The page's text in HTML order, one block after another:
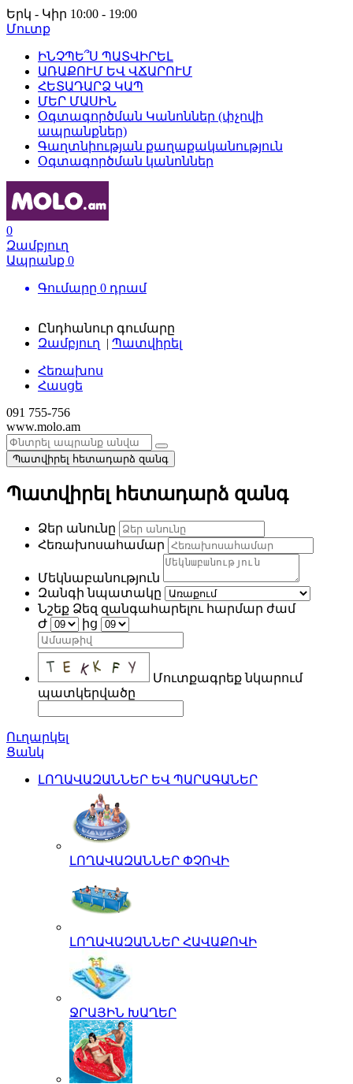
Երկ - Կիր 10:00 - 19:00
Մուտք
ԻՆՉՊԵ՞Ս ՊԱՏՎԻՐԵԼ
ԱՌԱՔՈՒՄ ԵՎ ՎՃԱՐՈՒՄ
ՀԵՏԱԴԱՐՁ ԿԱՊ
ՄԵՐ ՄԱՍԻՆ
Օգտագործման Կանոններ (փչովի
ապրանքներ)
Գաղտնիության քաղաքականություն
Օգտագործման կանոններ
0
Զամբյուղ
Ապրանք 0
Գումարը 0 դրամ
Ընդհանուր գումարը
Զամբյուղ | Պատվիրել
Հեռախոս
Հասցե
091 755-756
www.molo.am
Պատվիրել հետադարձ զանգ
Պատվիրել հետադարձ զանգ
Ձեր անունը
Հեռախոսահամար
Մեկնաբանություն
Զանգի նպատակը
Նշեք Ձեզ զանգահարելու հարմար ժամ
Ժ
ից
Մուտքագրեք նկարում
պատկերվածը
Ուղարկել
Ցանկ
ԼՈՂԱՎԱԶԱՆՆԵՐ ԵՎ ՊԱՐԱԳԱՆԵՐ
ԼՈՂԱՎԱԶԱՆՆԵՐ ՓՉՈՎԻ
ԼՈՂԱՎԱԶԱՆՆԵՐ ՀԱՎԱՔՈՎԻ
ՋՐԱՅԻՆ ԽԱՂԵՐ